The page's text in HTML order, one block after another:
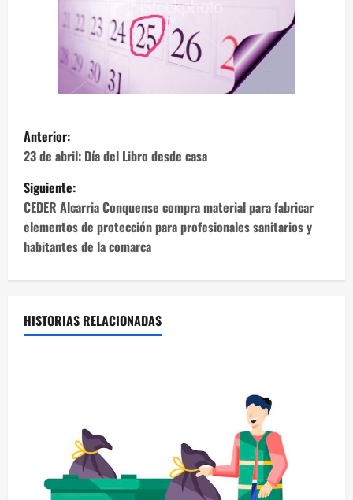
N
a
v
e
g
c
Anterior:
23 de abril: Día del Libro desde casa
Siguiente:
CEDER Alcarria Conquense compra material para fabricar
elementos de protección para profesionales sanitarios y
habitantes de la comarca
HISTORIAS RELACIONADAS